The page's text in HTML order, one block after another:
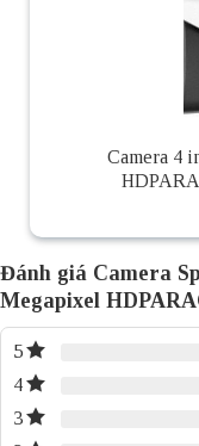
Camera 4
Đánh giá Camera
Megapixel
5
4
3